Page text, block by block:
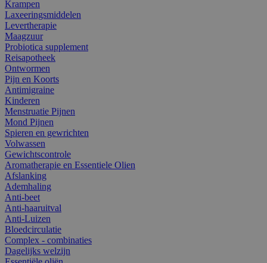
Krampen
Laxeeringsmiddelen
Levertherapie
Maagzuur
Probiotica supplement
Reisapotheek
Ontwormen
Pijn en Koorts
Antimigraine
Kinderen
Menstruatie Pijnen
Mond Pijnen
Spieren en gewrichten
Volwassen
Gewichtscontrole
Aromatherapie en Essentiele Olien
Afslanking
Ademhaling
Anti-beet
Anti-haaruitval
Anti-Luizen
Bloedcirculatie
Complex - combinaties
Dagelijks welzijn